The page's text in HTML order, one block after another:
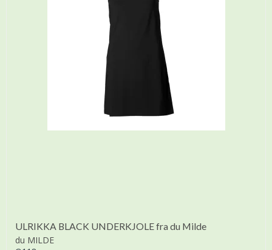
ULRIKKA BLACK UNDERKJOLE fra du Milde
du MILDE